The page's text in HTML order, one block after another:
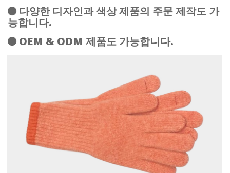
다양한 디자인과 색상 제품의 주문 제작도 가
능합니다.
OEM & ODM 제품도 가능합니다.